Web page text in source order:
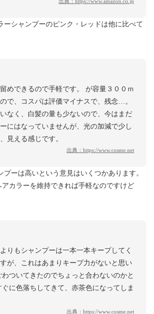
ーシャンプーのピンク・レッドは他に比べて
めできるので手軽です。 が容量３００ｍ
で、コスパは評価マイナスで、残念…。
なく、白髪の量も少ないので、今はまだ
にはなっていませんが、光の加減で少し
見える感じです。
出典： https://www.cosme.net
プーは高いという意見はいくつかあります。
カラーを維持できれば手軽なのですけど
りもシャンプーは一本一本キープしてく
が、これはあまりキープ力がないと思い
わついてきたのでちょっと合わないのかと
に色落ちしてきて、赤茶色になってしま
出典： https://www.cosme.net